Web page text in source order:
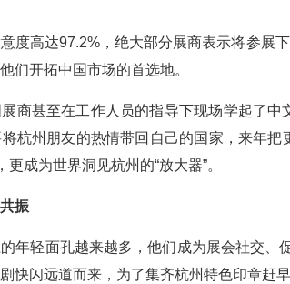
度高达97.2%，绝大部分展商表示将参展
们开拓中国市场的首选地。
商甚至在工作人员的指导下现场学起了
杭州朋友的热情带回自己的国家，来年
成为世界洞见杭州的“放大器”。
振
年轻面孔越来越多，他们成为展会社交、
快闪远道而来，为了集齐杭州特色印章赶